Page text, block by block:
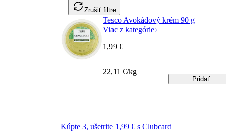
Zrušiť filtre
Tesco Avokádový krém 90 g
Viac z kategórie
Kúpte 3, ušetrite 1,99 € s Clubcard
1,99 €
22,11 €/kg
Pridať